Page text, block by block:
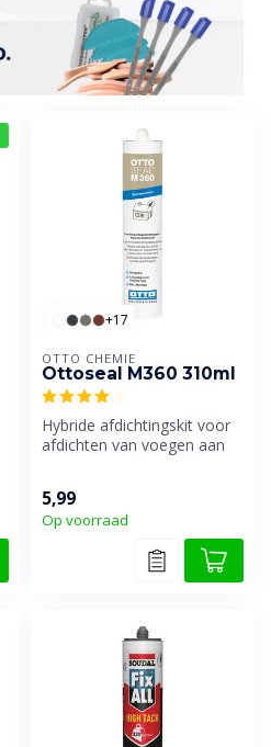
+17
OTTO CHEMIE
Ottoseal M360 310ml
Hybride afdichtingskit voor
afdichten van voegen aan
5,99
Op voorraad